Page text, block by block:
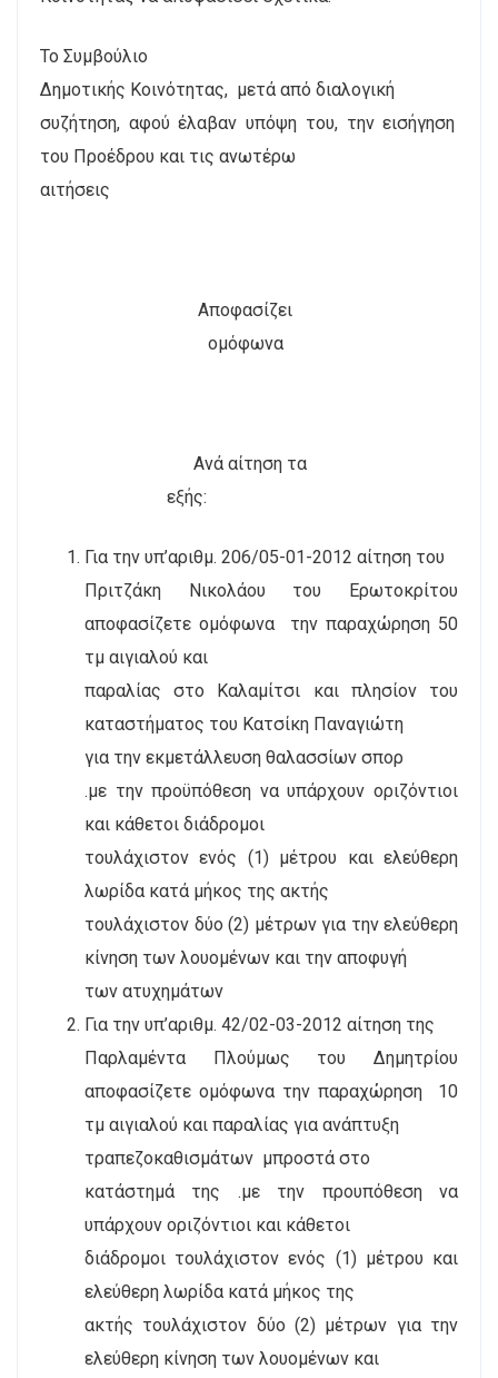
Το Συμβούλιο
Δημοτικής Κοινότητας, μετά από διαλογική
συζήτηση, αφού έλαβαν υπόψη του, την εισήγηση
του Προέδρου και τις ανωτέρω
αιτήσεις
Αποφασίζει
ομόφωνα
Ανά αίτηση τα
εξής:
Για την υπ’αριθμ. 206/05-01-2012 αίτηση του
Πριτζάκη Νικολάου του Ερωτοκρίτου
αποφασίζετε ομόφωνα
την παραχώρηση 50
τμ αιγιαλού και
παραλίας στο Καλαμίτσι και πλησίον του
καταστήματος του Κατσίκη Παναγιώτη
για την εκμετάλλευση θαλασσίων σπορ
.με την προϋπόθεση να υπάρχουν οριζόντιοι
και κάθετοι διάδρομοι
τουλάχιστον ενός (1) μέτρου και ελεύθερη
λωρίδα κατά μήκος της ακτής
τουλάχιστον δύο (2) μέτρων για την ελεύθερη
κίνηση των λουομένων και την αποφυγή
των ατυχημάτων
Για την υπ’αριθμ. 42/02-03-2012 αίτηση της
Παρλαμέντα Πλούμως του Δημητρίου
αποφασίζετε ομόφωνα την παραχώρηση
10
τμ αιγιαλού και παραλίας για ανάπτυξη
τραπεζοκαθισμάτων μπροστά στο
κατάστημά της .με την προυπόθεση να
υπάρχουν οριζόντιοι και κάθετοι
διάδρομοι τουλάχιστον ενός (1) μέτρου και
ελεύθερη λωρίδα κατά μήκος της
ακτής τουλάχιστον δύο (2) μέτρων για την
ελεύθερη κίνηση των λουομένων και